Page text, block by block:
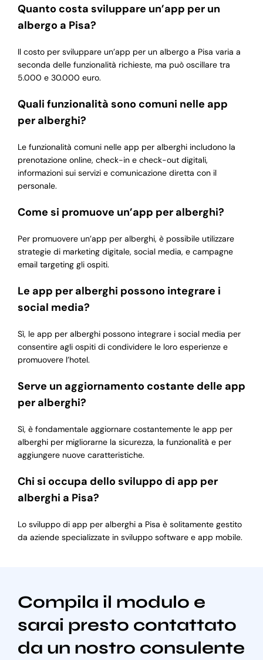
Quanto costa sviluppare un’app per un
albergo a Pisa?
Il costo per sviluppare un’app per un albergo a Pisa varia a
seconda delle funzionalità richieste, ma può oscillare tra
5.000 e 30.000 euro.
Quali funzionalità sono comuni nelle app
per alberghi?
Le funzionalità comuni nelle app per alberghi includono la
prenotazione online, check-in e check-out digitali,
informazioni sui servizi e comunicazione diretta con il
personale.
Come si promuove un’app per alberghi?
Per promuovere un’app per alberghi, è possibile utilizzare
strategie di marketing digitale, social media, e campagne
email targeting gli ospiti.
Le app per alberghi possono integrare i
social media?
Sì, le app per alberghi possono integrare i social media per
consentire agli ospiti di condividere le loro esperienze e
promuovere l’hotel.
Serve un aggiornamento costante delle app
per alberghi?
Sì, è fondamentale aggiornare costantemente le app per
alberghi per migliorarne la sicurezza, la funzionalità e per
aggiungere nuove caratteristiche.
Chi si occupa dello sviluppo di app per
alberghi a Pisa?
Lo sviluppo di app per alberghi a Pisa è solitamente gestito
da aziende specializzate in sviluppo software e app mobile.
Compila il modulo e
sarai presto contattato
da un nostro consulente